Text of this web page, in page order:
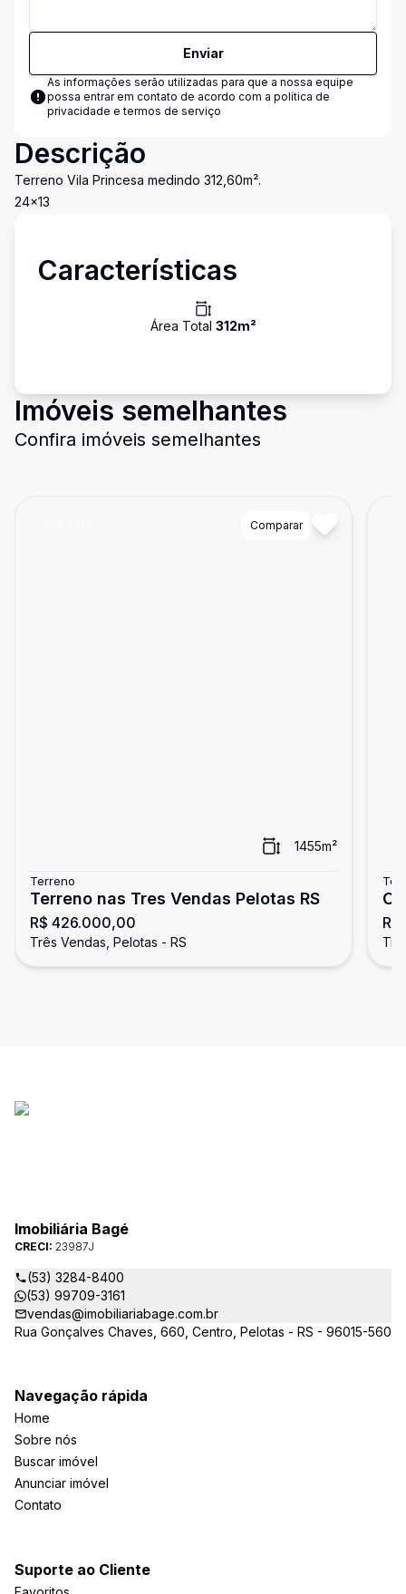
Enviar
As informações serão utilizadas para que a nossa equipe
possa entrar em contato de acordo com a política de
privacidade e termos de serviço
Descrição
Terreno Vila Princesa medindo 312,60m².
24x13
Características
Área Total 312m²
Imóveis semelhantes
Confira imóveis semelhantes
Comparar
1455m²
Terreno
Terreno nas Tres Vendas Pelotas RS
R$ 426.000,00
Três Vendas, Pelotas - RS
Imobiliária Bagé
CRECI: 23987J
(53) 3284-8400
(53) 99709-3161
vendas@imobiliariabage.com.br
Rua Gonçalves Chaves, 660, Centro, Pelotas - RS - 96015-560
Navegação rápida
Home
Sobre nós
Buscar imóvel
Anunciar imóvel
Contato
Suporte ao Cliente